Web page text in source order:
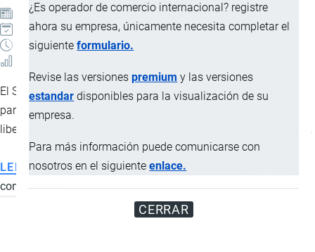
¿Es operador de comercio internacional? registre
ahora su empresa, únicamente necesita completar el
siguienteformulario.
Revise las versionespremium y las versiones
estandar disponibles para la visualización de su
empresa.
Para más información puede comunicarse con
nosotros en el siguienteenlace.
CERRAR
ARTÍCULO
3 JULIO, 2026
3 MINUTOS
El SENAE impulsa el Estudio de Tiempos de Despacho (ETD)
para optimizar la
liberación de carga y mejorar la eficiencia del
.
LEE MÁSSOBRE
SENAE
INICIE SESIÓNoREGISTRESE
comentarios